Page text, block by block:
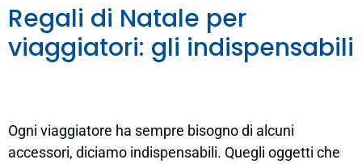
Regali di Natale per
viaggiatori: gli indispensabili
Ogni viaggiatore ha sempre bisogno di alcuni
accessori, diciamo indispensabili. Quegli oggetti che